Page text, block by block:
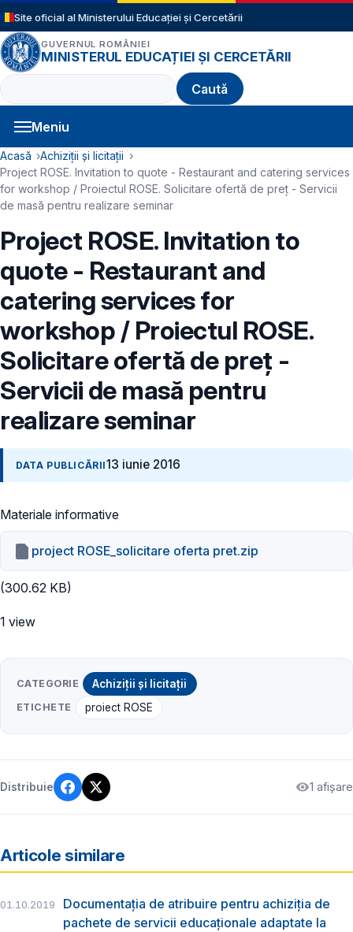
Sari la conținutul principal
Site oficial al Ministerului Educației și Cercetării
GUVERNUL ROMÂNIEI
MINISTERUL EDUCAȚIEI ȘI CERCETĂRII
Caută
Meniu
Navigație principală
Cale de navigare
Acasă
Achiziții și licitații
Project ROSE. Invitation to quote - Restaurant and catering services
for workshop / Proiectul ROSE. Solicitare ofertă de preț - Servicii
de masă pentru realizare seminar
Project ROSE. Invitation to
quote - Restaurant and
catering services for
workshop / Proiectul ROSE.
Solicitare ofertă de preț -
Servicii de masă pentru
realizare seminar
DATA PUBLICĂRII13 iunie 2016
Materiale informative
project ROSE_solicitare oferta pret.zip
(300.62 KB)
1 view
CATEGORIE Achiziții și licitații
ETICHETE proiect ROSE
Distribuie 1 afișare
Articole similare
01.10.2019
Documentația de atribuire pentru achiziția de
pachete de servicii educaționale adaptate la